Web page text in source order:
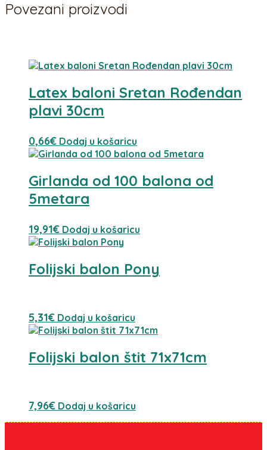
Povezani proizvodi
Latex baloni Sretan Rođendan
plavi 30cm
0,66€ Dodaj u košaricu
Girlanda od 100 balona od
5metara
19,91€ Dodaj u košaricu
Folijski balon Pony
5,31€ Dodaj u košaricu
Folijski balon štit 71x71cm
7,96€ Dodaj u košaricu